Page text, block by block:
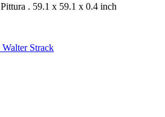
Pittura . 59.1 x 59.1 x 0.4 inch